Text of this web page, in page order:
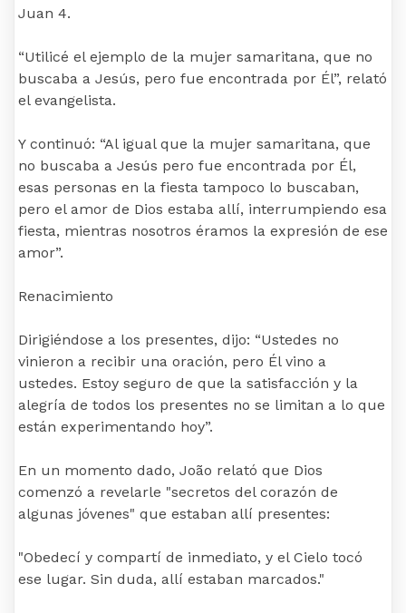
Juan 4.
“Utilicé el ejemplo de la mujer samaritana, que no
buscaba a Jesús, pero fue encontrada por Él”, relató
el evangelista.
Y continuó: “Al igual que la mujer samaritana, que
no buscaba a Jesús pero fue encontrada por Él,
esas personas en la fiesta tampoco lo buscaban,
pero el amor de Dios estaba allí, interrumpiendo esa
fiesta, mientras nosotros éramos la expresión de ese
amor”.
Renacimiento
Dirigiéndose a los presentes, dijo: “Ustedes no
vinieron a recibir una oración, pero Él vino a
ustedes. Estoy seguro de que la satisfacción y la
alegría de todos los presentes no se limitan a lo que
están experimentando hoy”.
En un momento dado, João relató que Dios
comenzó a revelarle "secretos del corazón de
algunas jóvenes" que estaban allí presentes:
"Obedecí y compartí de inmediato, y el Cielo tocó
ese lugar. Sin duda, allí estaban marcados."